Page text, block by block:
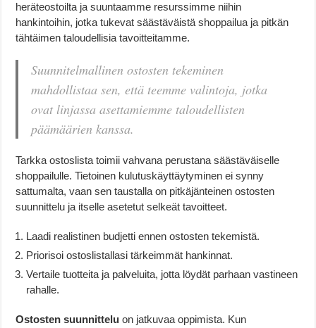
heräteostoilta ja suuntaamme resurssimme niihin
hankintoihin, jotka tukevat säästäväistä shoppailua ja pitkän
tähtäimen taloudellisia tavoitteitamme.
Suunnitelmallinen ostosten tekeminen
mahdollistaa sen, että teemme valintoja, jotka
ovat linjassa asettamiemme taloudellisten
päämäärien kanssa.
Tarkka ostoslista toimii vahvana perustana säästäväiselle
shoppailulle. Tietoinen kulutuskäyttäytyminen ei synny
sattumalta, vaan sen taustalla on pitkäjänteinen ostosten
suunnittelu ja itselle asetetut selkeät tavoitteet.
Laadi realistinen budjetti ennen ostosten tekemistä.
Priorisoi ostoslistallasi tärkeimmät hankinnat.
Vertaile tuotteita ja palveluita, jotta löydät parhaan vastineen
rahalle.
Ostosten suunnittelu on jatkuvaa oppimista. Kun